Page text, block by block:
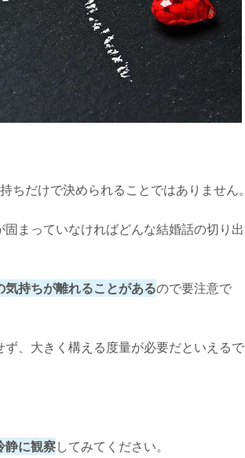
ちだけで決められることではありません。
まっていなければどんな結婚話の切り出
気持ちが離れることがあるので要注意で
、大きく構える度量が必要だといえるで
静に観察してみてください。